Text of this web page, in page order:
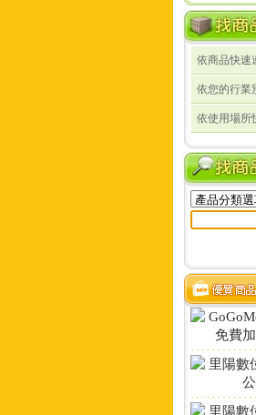
依商品快速
依您的行業
依使用場所